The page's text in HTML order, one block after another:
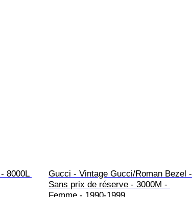
8000L
Gucci - Vintage Gucci/Roman Bezel -
Sans prix de réserve - 3000M -